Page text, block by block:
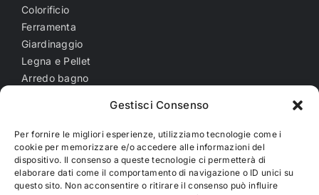
Gestisci Consenso
Per fornire le migliori esperienze, utilizziamo tecnologie come i
cookie per memorizzare e/o accedere alle informazioni del
dispositivo. Il consenso a queste tecnologie ci permetterà di
elaborare dati come il comportamento di navigazione o ID unici su
questo sito. Non acconsentire o ritirare il consenso può influire
Colorificio
Ferramenta
Giardinaggio
Legna e Pellet
Arredo bagno
NOTE LEGALI
Cookie Policy (UE)
Privacy Policy